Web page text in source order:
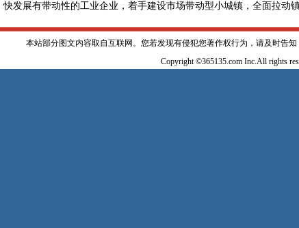
快发展有带动性的工业企业，着手建设市场带动型小城镇，全面拉动
本站部分图文内容取自互联网。您若发现有侵犯您著作权行为，请及时告
Copyright ©365135.com Inc.All rights